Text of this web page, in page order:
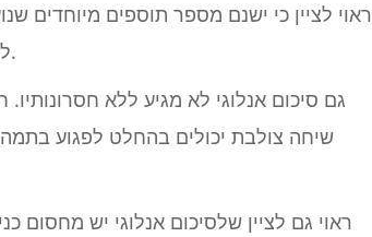
ראוי לציין כי ישנם מספר תוספים מיוחדים
תוסף Waves NLS Nלינארי קיץ נועד לשמש בדרך זו בתהליך הסיכום הדיגיטלי.
גם סיכום אנלוגי לא מגיע ללא חסרונותיו.
שיחה צולבת יכולים בהחלט לפגוע
ראוי גם לציין שלסיכום אנלוגי יש מחסום